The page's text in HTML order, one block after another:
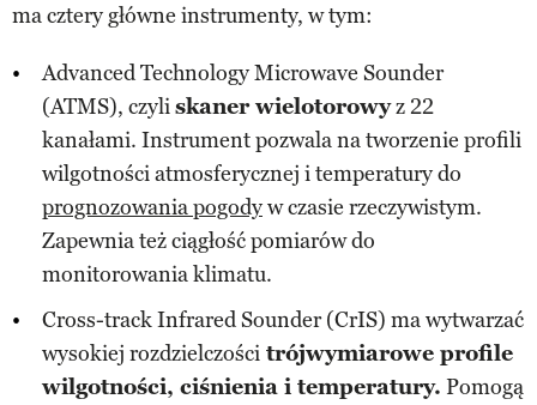
ma cztery główne instrumenty, w tym:
Advanced Technology Microwave Sounder
(ATMS), czyliskaner wielotorowyz 22
kanałami. Instrument pozwala na tworzenie profili
wilgotności atmosferycznej i temperatury do
prognozowania pogodyw czasie rzeczywistym.
Zapewnia też ciągłość pomiarów do
monitorowania klimatu.
Cross-track Infrared Sounder (CrIS) ma wytwarzać
wysokiej rozdzielczości trójwymiarowe profile
wilgotności, ciśnienia i temperatury. Pomogą